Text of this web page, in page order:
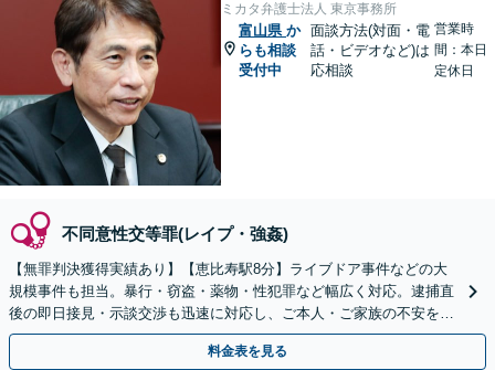
ミカタ弁護士法人 東京事務所
富山県 か
らも相談
受付中
面談方法(対面・電
話・ビデオなど)は
応相談
営業時
間：本日
定休日
不同意性交等罪(レイプ・強姦)
【無罪判決獲得実績あり】【恵比寿駅8分】ライブドア事件などの大
規模事件も担当。暴行・窃盗・薬物・性犯罪など幅広く対応。逮捕直
後の即日接見・示談交渉も迅速に対応し、ご本人・ご家族の不安を最
小限に抑えます。【初回相談可能】【WEB面談可能】
料金表を見る